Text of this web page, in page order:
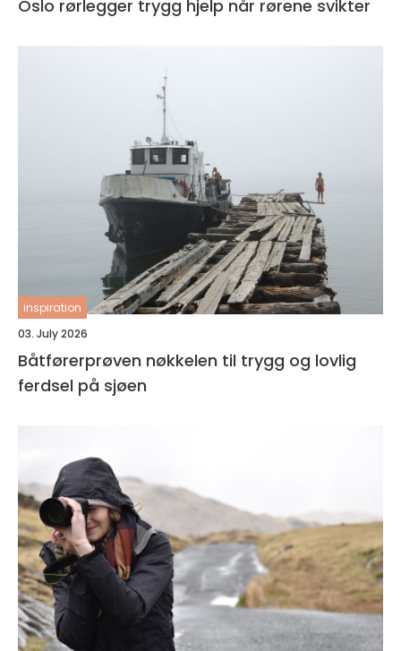
Oslo rørlegger trygg hjelp når rørene svikter
inspiration
03. July 2026
Båtførerprøven nøkkelen til trygg og lovlig
ferdsel på sjøen